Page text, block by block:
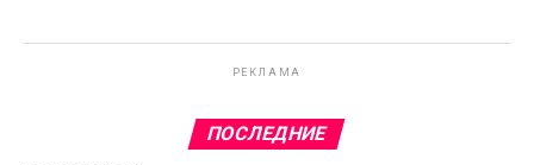
РЕКЛАМА
ПОСЛЕДНИЕ